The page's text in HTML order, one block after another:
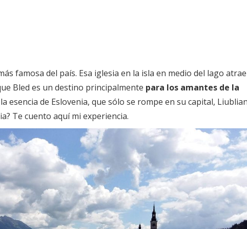
famosa del país. Esa iglesia en la isla en medio del lago atrae
Bled es un destino principalmente para los amantes de la
la esencia de Eslovenia, que sólo se rompe en su capital,
Te cuento aquí mi experiencia.